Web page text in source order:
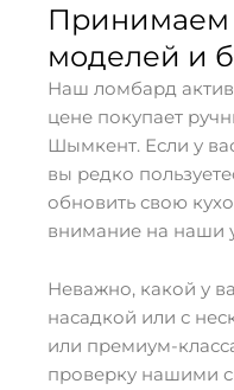
Принимаем
моделей и
Наш ломбард
цене покупает
Шымкент. Если у
вы редко
обновить свою
внимание на наши
Неважно, какой у
насадкой или с
или премиум-
проверку нашими